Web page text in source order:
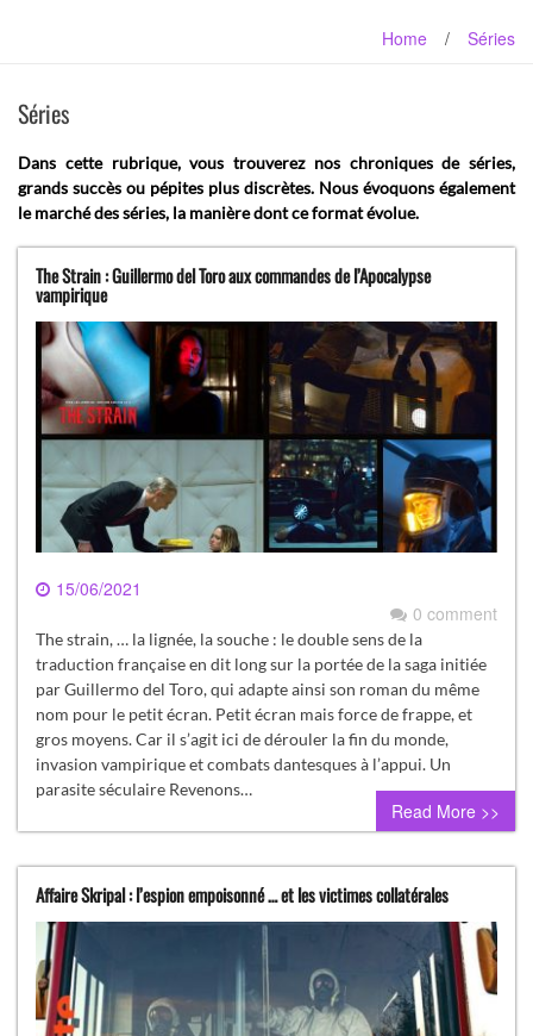
Home / Séries
Séries
Dans cette rubrique, vous trouverez nos chroniques de séries,
grands succès ou pépites plus discrètes. Nous évoquons également
le marché des séries, la manière dont ce format évolue.
The Strain : Guillermo del Toro aux commandes de l’Apocalypse
vampirique
15/06/2021
0 comment
The strain, … la lignée, la souche : le double sens de la
traduction française en dit long sur la portée de la saga initiée
par Guillermo del Toro, qui adapte ainsi son roman du même
nom pour le petit écran. Petit écran mais force de frappe, et
gros moyens. Car il s’agit ici de dérouler la fin du monde,
invasion vampirique et combats dantesques à l’appui. Un
parasite séculaire Revenons…
Read More >>
Affaire Skripal : l’espion empoisonné … et les victimes collatérales